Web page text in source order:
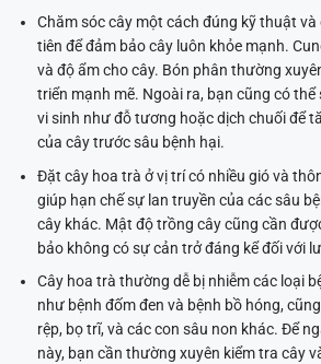
Chăm sóc cây một cách đúng kỹ thuật và
tiên để đảm bảo cây luôn khỏe mạnh.
và độ ẩm cho cây. Bón phân thường
triển mạnh mẽ. Ngoài ra, bạn cũng có
vi sinh như đỗ tương hoặc dịch chuối để
của cây trước sâu bệnh hại.
Đặt cây hoa trà ở vị trí có nhiều gió và
giúp hạn chế sự lan truyền của các sâu
cây khác. Mật độ trồng cây cũng cần
bảo không có sự cản trở đáng kể đối với
Cây hoa trà thường dễ bị nhiễm các loại
như bệnh đốm đen và bệnh bồ hóng,
rệp, bọ trĩ, và các con sâu non khác. Để
này, bạn cần thường xuyên kiểm tra cây